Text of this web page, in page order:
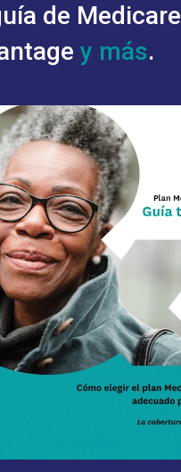
de Medicare
y más.